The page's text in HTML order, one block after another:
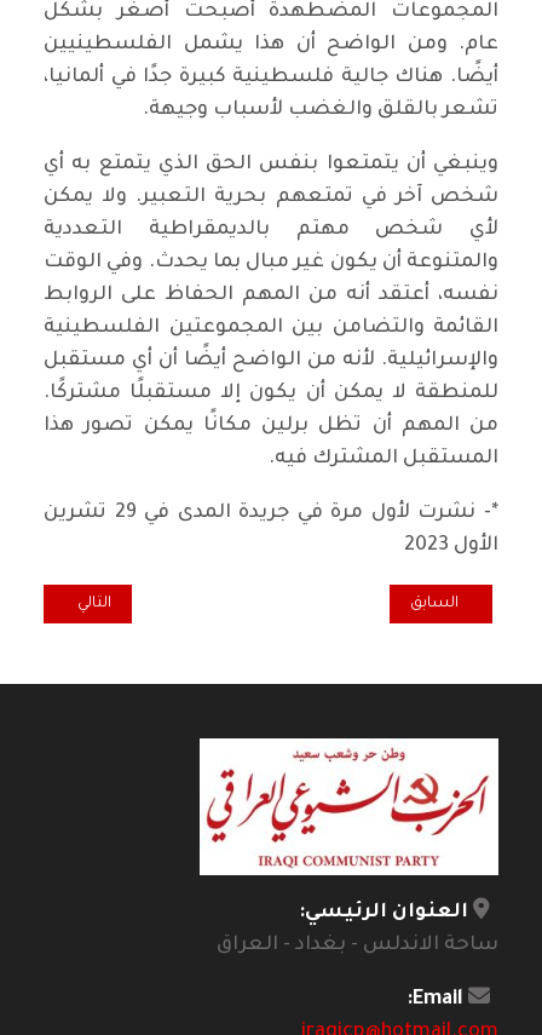
المجموعات المضطهدة أصبحت أصغر بشكل
عام. ومن الواضح أن هذا يشمل الفلسطينيين
أيضًا. هناك جالية فلسطينية كبيرة جدًا في ألمانيا،
تشعر بالقلق والغضب لأسباب وجيهة.
وينبغي أن يتمتعوا بنفس الحق الذي يتمتع به أي
شخص آخر في تمتعهم بحرية التعبير. ولا يمكن
لأي شخص مهتم بالديمقراطية التعددية
والمتنوعة أن يكون غير مبال بما يحدث. وفي الوقت
نفسه، أعتقد أنه من المهم الحفاظ على الروابط
القائمة والتضامن بين المجموعتين الفلسطينية
والإسرائيلية. لأنه من الواضح أيضًا أن أي مستقبل
للمنطقة لا يمكن أن يكون إلا مستقبلًا مشتركًا.
من المهم أن تظل برلين مكانًا يمكن تصور هذا
المستقبل المشترك فيه.
*- نشرت لأول مرة في جريدة المدى في 29 تشرين
الأول 2023
المقال السابق: غزة.. قلعة الصمود والكرامة
السابق المقال التالي:
التالي
العنوان الرئيسي:
ساحة الاندلس - بغداد - العراق
Email: